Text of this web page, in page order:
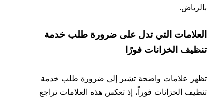
بالرياض.
العلامات التي تدل على ضرورة طلب خدمة
تنظيف الخزانات فورًا
تظهر علامات واضحة تشير إلى ضرورة طلب خدمة
تنظيف الخزانات فوراً، إذ تعكس هذه العلامات تراجع